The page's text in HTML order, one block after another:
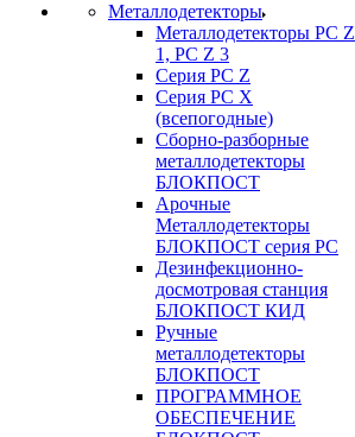
Металлодетекторы
Металлодетекторы РС Z
1, PC Z 3
Серия РС Z
Серия РС X
(всепогодные)
Сборно-разборные
металлодетекторы
БЛОКПОСТ
Арочные
Металлодетекторы
БЛОКПОСТ серия РС
Дезинфекционно-
досмотровая станция
БЛОКПОСТ КИД
Ручные
металлодетекторы
БЛОКПОСТ
ПРОГРАММНОЕ
ОБЕСПЕЧЕНИЕ